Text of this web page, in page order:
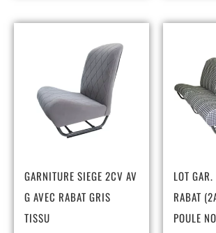
GARNITURE SIEGE 2CV AV
G AVEC RABAT GRIS
TISSU
LOT
RABAT
POULE